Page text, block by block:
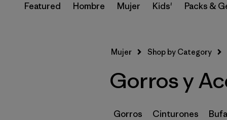
Featured Hombre Mujer Kids' Packs &
Mujer Shop by Category
Gorros y
Gorros Cinturones